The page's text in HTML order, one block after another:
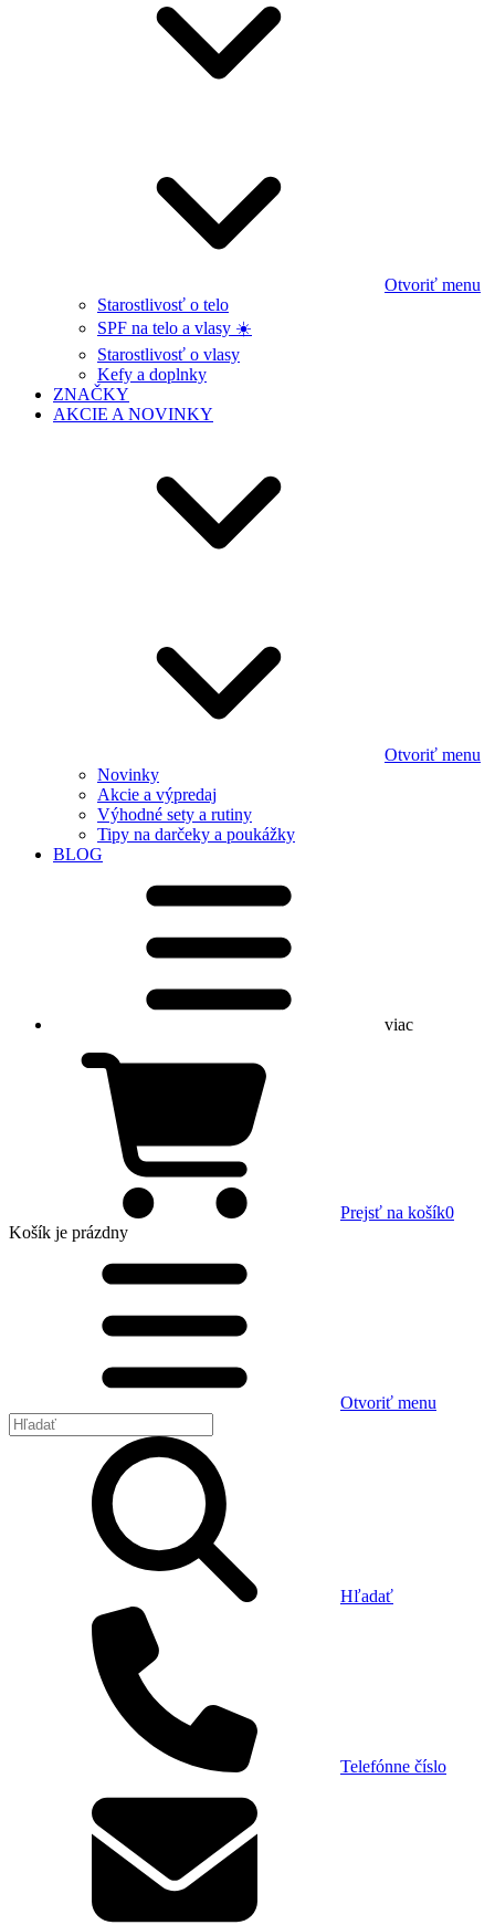
Otvoriť menu
Starostlivosť o telo
SPF na telo a vlasy ☀️
Starostlivosť o vlasy
Kefy a doplnky
ZNAČKY
AKCIE A NOVINKY
Otvoriť menu
Novinky
Akcie a výpredaj
Výhodné sety a rutiny
Tipy na darčeky a poukážky
BLOG
viac
Prejsť na košík0
Košík je prázdny
Otvoriť menu
Hľadať
Telefónne číslo